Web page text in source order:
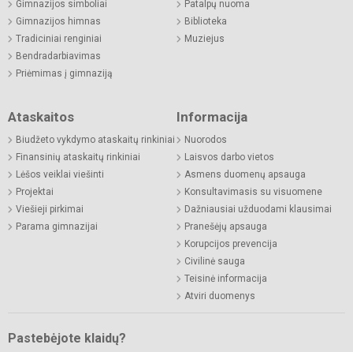
Gimnazijos simboliai
Gimnazijos himnas
Tradiciniai renginiai
Bendradarbiavimas
Priėmimas į gimnaziją
Patalpų nuoma
Biblioteka
Muziejus
Ataskaitos
Biudžeto vykdymo ataskaitų rinkiniai
Finansinių ataskaitų rinkiniai
Lėšos veiklai viešinti
Projektai
Viešieji pirkimai
Parama gimnazijai
Informacija
Nuorodos
Laisvos darbo vietos
Asmens duomenų apsauga
Konsultavimasis su visuomene
Dažniausiai užduodami klausimai
Pranešėjų apsauga
Korupcijos prevencija
Civilinė sauga
Teisinė informacija
Atviri duomenys
Pastebėjote klaidų?